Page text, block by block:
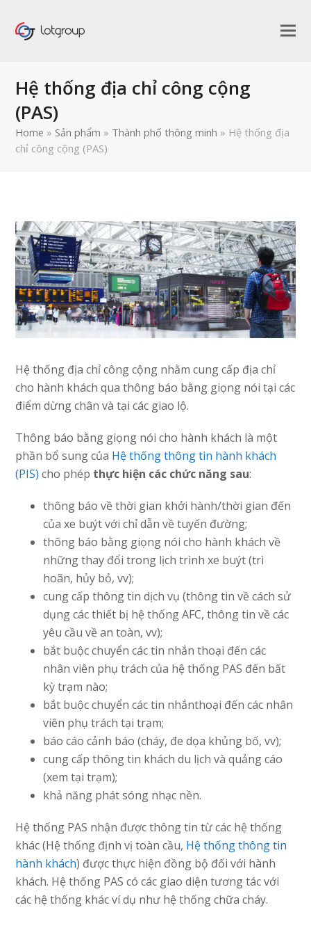
Hệ thống địa chỉ công cộng
(PAS)
Home » Sản phẩm » Thành phố thông minh » Hệ thống địa
chỉ công cộng (PAS)
Hệ thống địa chỉ công cộng nhằm cung cấp địa chỉ
cho hành khách qua thông báo bằng giọng nói tại các
điểm dừng chân và tại các giao lộ.
Thông báo bằng giọng nói cho hành khách là một
phần bổ sung của Hệ thống thông tin hành khách
(PIS) cho phép thực hiện các chức năng sau:
thông báo về thời gian khởi hành/thời gian đến
của xe buýt với chỉ dẫn về tuyến đường;
thông báo bằng giọng nói cho hành khách về
những thay đổi trong lịch trình xe buýt (trì
hoãn, hủy bỏ, vv);
cung cấp thông tin dịch vụ (thông tin về cách sử
dụng các thiết bị hệ thống AFC, thông tin về các
yêu cầu về an toàn, vv);
bắt buộc chuyển các tin nhắn thoại đến các
nhân viên phụ trách của hệ thống PAS đến bất
kỳ trạm nào;
bắt buộc chuyển các tin nhắnthoại đến các nhân
viên phụ trách tại trạm;
báo cáo cảnh báo (cháy, đe dọa khủng bố, vv);
cung cấp thông tin khách du lịch và quảng cáo
(xem tại trạm);
khả năng phát sóng nhạc nền.
Hệ thống PAS nhận được thông tin từ các hệ thống
khác (Hệ thống định vị toàn cầu, Hệ thống thông tin
hành khách) được thực hiện đồng bộ đối với hành
khách. Hệ thống PAS có các giao diện tương tác với
các hệ thống khác ví dụ như hệ thống chữa cháy.